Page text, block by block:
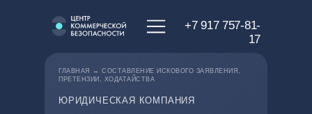
+7 917 757-81-
17
ЮРИДИЧЕСКАЯ КОМПАНИЯ
ГЛАВНАЯ
→ СОСТАВЛЕНИЕ ИСКОВОГО ЗАЯВЛЕНИЯ,
ПРЕТЕНЗИИ, ХОДАТАЙСТВА